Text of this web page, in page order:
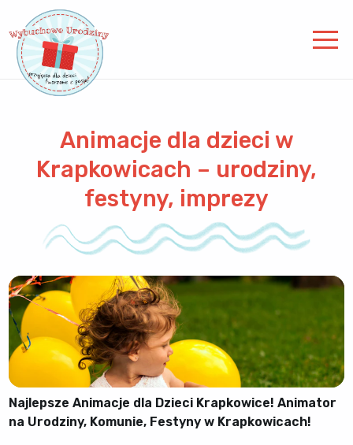
Animacje dla dzieci w
Krapkowicach – urodziny,
festyny, imprezy
Najlepsze Animacje dla Dzieci Krapkowice! Animator
na Urodziny, Komunie, Festyny w Krapkowicach!